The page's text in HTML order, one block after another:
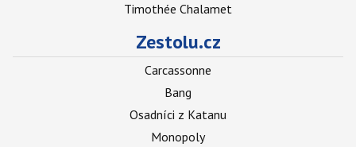
Timothée Chalamet
Zestolu.cz
Carcassonne
Bang
Osadníci z Katanu
Monopoly